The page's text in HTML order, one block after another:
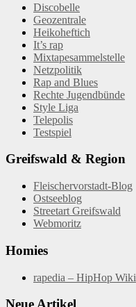
Discobelle
Geozentrale
Heikoheftich
It’s rap
Mixtapesammelstelle
Netzpolitik
Rap and Blues
Rechte Jugendbünde
Style Liga
Telepolis
Testspiel
Greifswald & Region
Fleischervorstadt-Blog
Ostseeblog
Streetart Greifswald
Webmoritz
Homies
rapedia – HipHop Wiki